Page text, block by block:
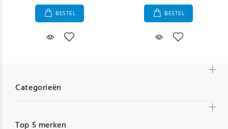
BESTEL BESTEL
Categorieën
Top 5 merken